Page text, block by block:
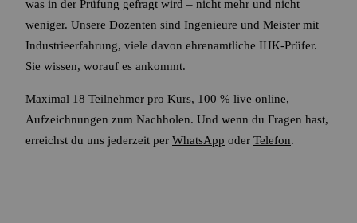
was in der Prüfung gefragt wird – nicht mehr und nicht
weniger. Unsere Dozenten sind Ingenieure und Meister mit
Industrieerfahrung, viele davon ehrenamtliche IHK-Prüfer.
Sie wissen, worauf es ankommt.
Maximal 18 Teilnehmer pro Kurs, 100 % live online,
Aufzeichnungen zum Nachholen. Und wenn du Fragen hast,
erreichst du uns jederzeit per WhatsApp oder Telefon.